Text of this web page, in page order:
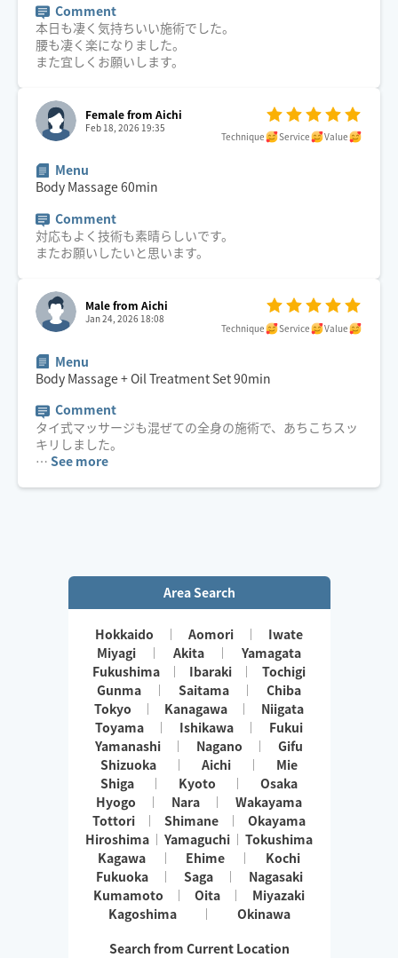
Comment
本日も凄く気持ちいい施術でした。
腰も凄く楽になりました。
また宜しくお願いします。
Female from Aichi
Feb 18, 2026 19:35
Technique Service Value
Menu
Body Massage60min
Comment
対応もよく技術も素晴らしいです。
またお願いしたいと思います。
Male from Aichi
Jan 24, 2026 18:08
Technique Service Value
Menu
Body Massage + Oil Treatment Set90min
Comment
タイ式マッサージも混ぜての全身の施術で、あちこちスッ
… See more
Area Search
Hokkaido Aomori
Iwate
Miyagi
Akita
Yamagata
Fukushima
Ibaraki
Tochigi
Gunma
Saitama
Chiba
Tokyo
Kanagawa
Niigata
Toyama
Ishikawa
Fukui
Yamanashi
Nagano
Gifu
Shizuoka
Aichi
Mie
Shiga
Kyoto
Osaka
Hyogo
Nara
Wakayama
Tottori
Shimane
Okayama
Hiroshima
Yamaguchi
Tokushima
Kagawa
Ehime
Kochi
Fukuoka
Saga
Nagasaki
Kumamoto
Oita
Miyazaki
Kagoshima
Okinawa
Search from Current Location